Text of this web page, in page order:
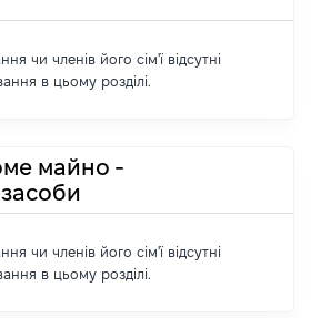
чи членів його сім'ї відсутні
в цьому розділі.
майно -
чи членів його сім'ї відсутні
в цьому розділі.